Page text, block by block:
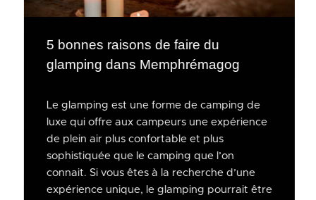
5 bonnes raisons de faire du
glamping dans Memphrémagog
Le glamping est une forme de camping de
luxe qui offre aux campeurs une expérience
de plein air plus confortable et plus
sophistiquée que le camping que l’on
connait. Si vous êtes à la recherche d’une
expérience unique, le glamping pourrait être